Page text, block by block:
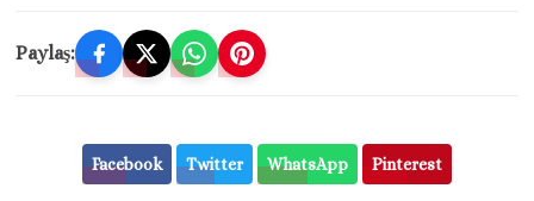
Paylaş:
Facebook Twitter WhatsApp Pinterest